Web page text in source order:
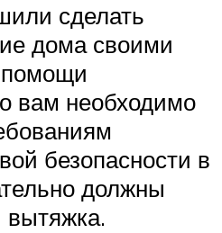
сделать
дома своими
вам необходимо
безопасности в
должны